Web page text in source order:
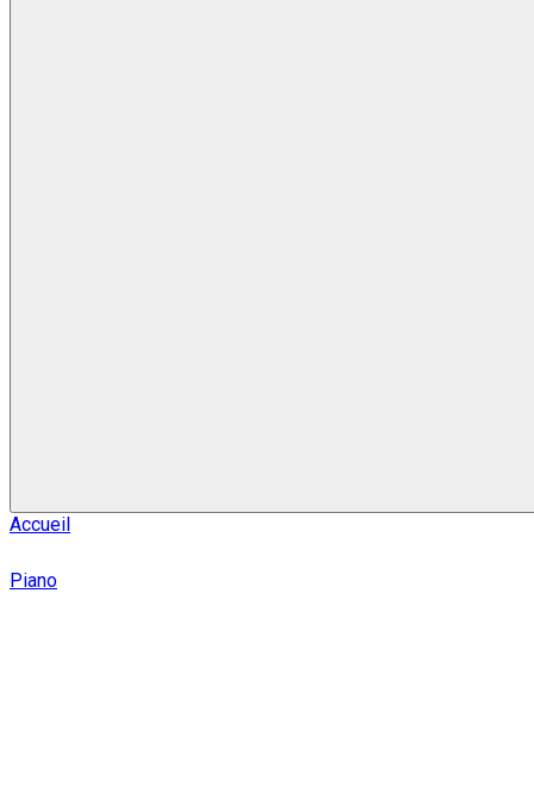
Accueil
Piano